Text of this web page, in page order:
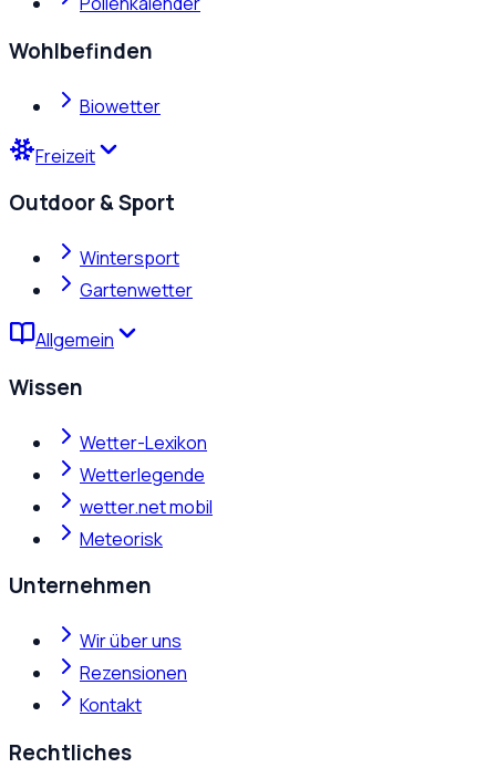
Wohlbefinden
Biowetter
Freizeit
Outdoor & Sport
Wintersport
Gartenwetter
Allgemein
Wissen
Wetter-Lexikon
Wetterlegende
wetter.net mobil
Meteorisk
Unternehmen
Wir über uns
Rezensionen
Kontakt
Rechtliches